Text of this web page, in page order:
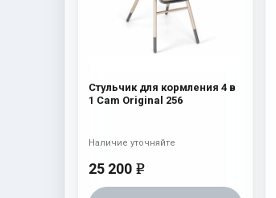
Стульчик для кормления 4 в
1 Cam Original 256
25 200 e
Наличие уточняйте